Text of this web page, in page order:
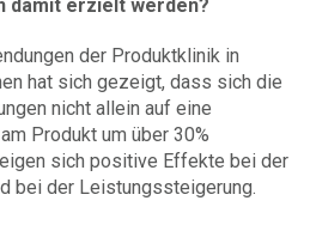
damit erzielt werden?
der Produktklinik in
hat sich gezeigt, dass sich die
nicht allein auf eine
Produkt um über 30%
sich positive Effekte bei der
bei der Leistungssteigerung.